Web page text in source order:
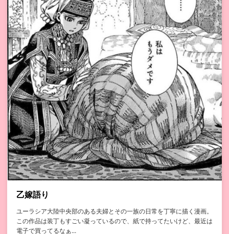
乙嫁語り
ユーラシア大陸中央部のある夫婦とその一族の日常を丁寧に描く漫画。
この作品は装丁もすごい凝っているので、紙で持ってたいけど、最近は
電子で買ってるなぁ...